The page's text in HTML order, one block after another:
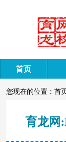
首页
您现在的位置：首
育龙网